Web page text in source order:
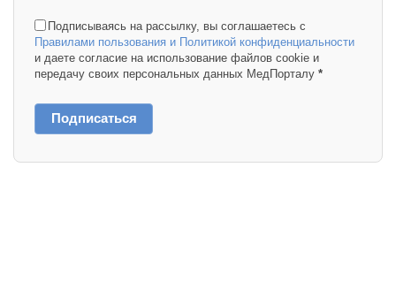
Подписываясь на рассылку, вы соглашаетесь с
Правилами пользования и Политикой конфиденциальности
и даете согласие на использование файлов cookie и
передачу своих персональных данных МедПорталу *
Подписаться